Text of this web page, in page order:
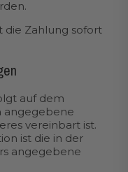
die Zahlung sofort
auf dem
angegebene
vereinbart ist.
ist die in der
angegebene